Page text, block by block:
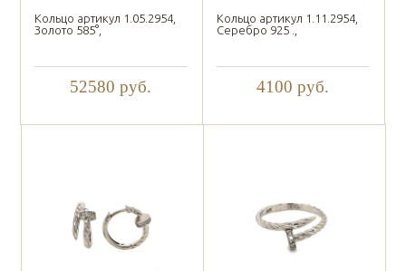
Кольцо артикул 1.05.2954,
Золото 585°,
52580 руб.
Кольцо артикул 1.11.2954,
Серебро 925 .,
4100 руб.